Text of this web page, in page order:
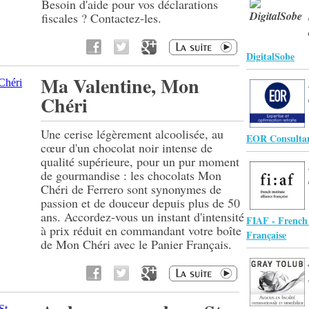
Besoin d'aide pour vos déclarations
fiscales ? Contactez-les.
Ma Valentine, Mon
Chéri
Une cerise légèrement alcoolisée, au
cœur d'un chocolat noir intense de
qualité supérieure, pour un pur moment
de gourmandise : les chocolats Mon
Chéri de Ferrero sont synonymes de
passion et de douceur depuis plus de 50
ans. Accordez-vous un instant d'intensité
à prix réduit en commandant votre boîte
de Mon Chéri avec le Panier Français.
DigitalSobe
EOR
FIAF -
Française